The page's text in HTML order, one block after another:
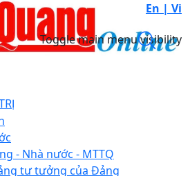
En | Vi
Toggle main menu visibility
- Nhà nước - MTTQ
tư tưởng của Đảng